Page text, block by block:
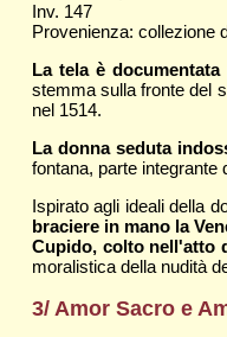
Inv. 147
Provenienza: collezione
La tela è
stemma sulla fronte del
nel 1514.
La donna seduta
fontana, parte integrante
Ispirato agli ideali della
braciere in mano la
Cupido, colto nell'atto
moralistica della nudità
3/ Amor Sacro e